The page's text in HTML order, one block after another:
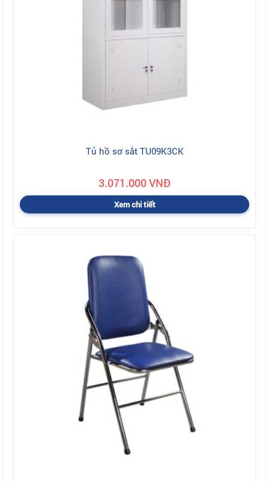
Tủ hồ sơ sắt TU09K3CK
3.071.000 VNĐ
Xem chi tiết